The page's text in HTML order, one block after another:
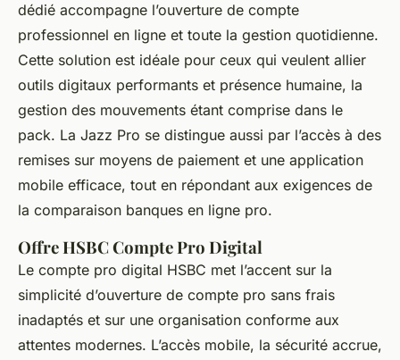
dédié accompagne l’ouverture de compte
professionnel en ligne et toute la gestion quotidienne.
Cette solution est idéale pour ceux qui veulent allier
outils digitaux performants et présence humaine, la
gestion des mouvements étant comprise dans le
pack. La Jazz Pro se distingue aussi par l’accès à des
remises sur moyens de paiement et une application
mobile efficace, tout en répondant aux exigences de
la comparaison banques en ligne pro.
Offre HSBC Compte Pro Digital
Le compte pro digital HSBC met l’accent sur la
simplicité d’ouverture de compte pro sans frais
inadaptés et sur une organisation conforme aux
attentes modernes. L’accès mobile, la sécurité accrue,